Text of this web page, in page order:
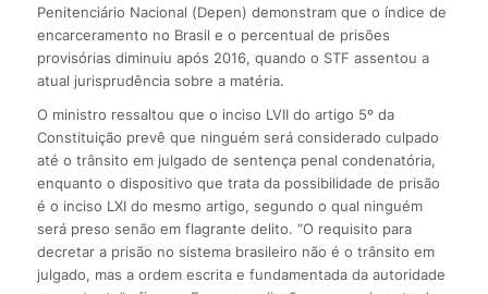
Penitenciário Nacional (Depen) demonstram que o índice de
encarceramento no Brasil e o percentual de prisões
provisórias diminuiu após 2016, quando o STF assentou a
atual jurisprudência sobre a matéria.
O ministro ressaltou que o inciso LVII do artigo 5º da
Constituição prevê que ninguém será considerado culpado
até o trânsito em julgado de sentença penal condenatória,
enquanto o dispositivo que trata da possibilidade de prisão
é o inciso LXI do mesmo artigo, segundo o qual ninguém
será preso senão em flagrante delito. “O requisito para
decretar a prisão no sistema brasileiro não é o trânsito em
julgado, mas a ordem escrita e fundamentada da autoridade